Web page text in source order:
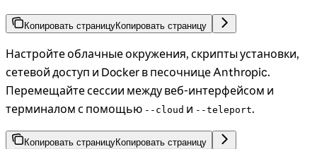
Копировать страницуКопировать страницу
Настройте облачные окружения, скрипты установки,
сетевой доступ и Docker в песочнице Anthropic.
Перемещайте сессии между веб-интерфейсом и
терминалом с помощью --cloud и --teleport.
Копировать страницуКопировать страницу